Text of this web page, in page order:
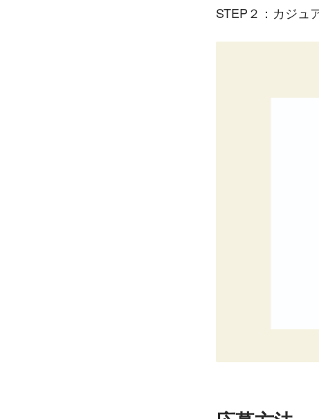
STEP２：カジュ